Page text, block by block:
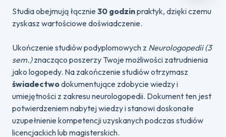
Studia obejmują łącznie 30 godzinpraktyk, dzięki czemu
zyskasz wartościowe doświadczenie.
Ukończenie studiów podyplomowych z Neurologopedii (3
sem.)znacząco poszerzy Twoje możliwości zatrudnienia
jako logopedy. Na zakończenie studiów otrzymasz
świadectwodokumentujące zdobycie wiedzy i
umiejętności z zakresu neurologopedii. Dokument ten jest
potwierdzeniem nabytej wiedzy i stanowi doskonałe
uzupełnienie kompetencji uzyskanych podczas studiów
licencjackich lub magisterskich.